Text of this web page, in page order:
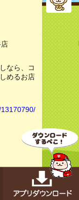
なら、コ
めるお店